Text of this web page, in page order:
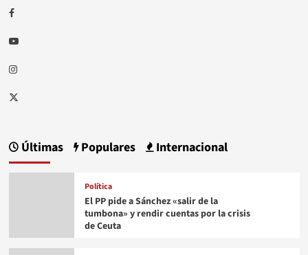
Facebook
Youtube
Instagram
Twitter
Últimas Populares Internacional
Política
El PP pide a Sánchez «salir de la
tumbona» y rendir cuentas por la crisis
de Ceuta